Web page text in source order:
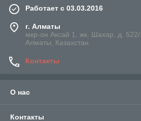
Работает с 03.03.2016
г. Алматы
мкр-он Аксай 1, жк. Шахар, д.
Алматы, Казахстан
Контакты
О нас
Контакты